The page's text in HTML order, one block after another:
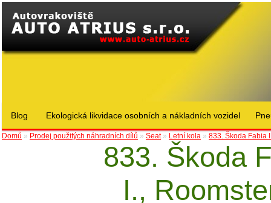
Blog Ekologická likvidace osobních a nákladních vozidel
Domů » Prodej použitých náhradních dílů » Seat» Letní kola » 833. Škoda Fabia
833. Škoda
I.,